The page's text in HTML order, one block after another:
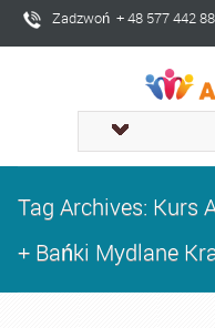
Zadzwoń + 48 577 442
Tag Archives: Kurs
+ Bańki Mydlane